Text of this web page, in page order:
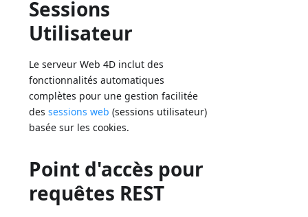
Sessions
Utilisateur
Le serveur Web 4D inclut des
fonctionnalités automatiques
complètes pour une gestion facilitée
dessessions web (sessions utilisateur)
basée sur les cookies.
Point d'accès pour
requêtes REST